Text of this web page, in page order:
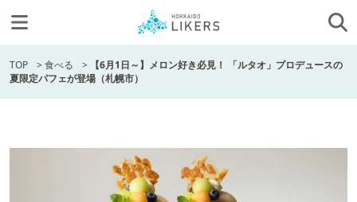
TOP >食べる > 【6月1日～】メロン好き必見！ 「ルタオ」プロデュースの
夏限定パフェが登場（札幌市）